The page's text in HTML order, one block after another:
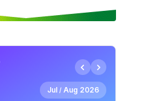
Jul / Aug 2026